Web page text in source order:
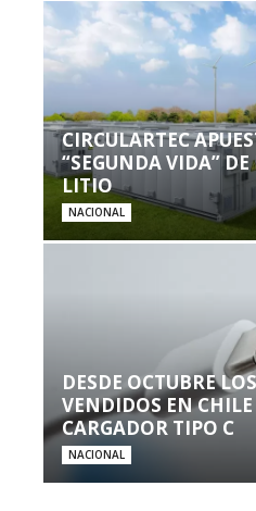
CIRCULARTEC
“SEGUNDA VIDA”
LITIO
NACIONAL
DESDE OCTUBRE
VENDIDOS EN
CARGADOR TIPO C
NACIONAL